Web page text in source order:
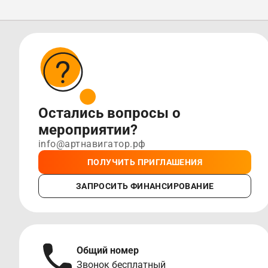
Остались вопросы о
мероприятии?
info@артнавигатор.рф
ПОЛУЧИТЬ ПРИГЛАШЕНИЯ
ЗАПРОСИТЬ ФИНАНСИРОВАНИЕ
Общий номер
Звонок бесплатный